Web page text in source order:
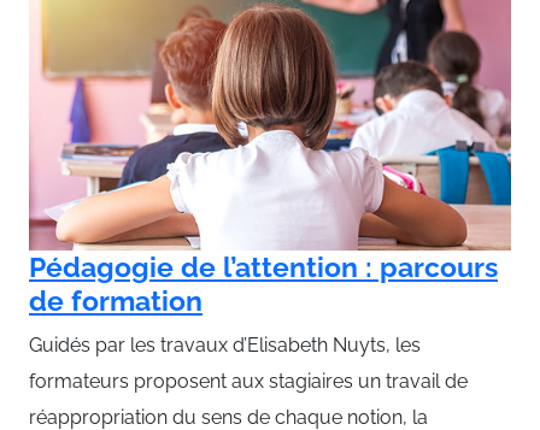
Pédagogie de l’attention : parcours
de formation
Guidés par les travaux d’Elisabeth Nuyts, les
formateurs proposent aux stagiaires un travail de
réappropriation du sens de chaque notion, la